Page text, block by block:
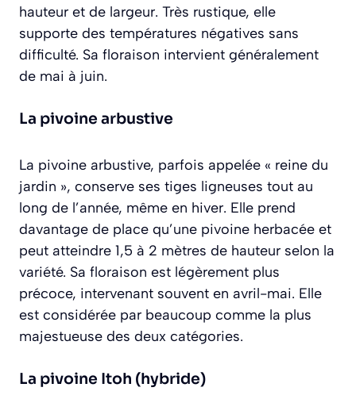
hauteur et de largeur. Très rustique, elle
supporte des températures négatives sans
difficulté. Sa floraison intervient généralement
de mai à juin.
La pivoine arbustive
La pivoine arbustive, parfois appelée « reine du
jardin », conserve ses tiges ligneuses tout au
long de l’année, même en hiver. Elle prend
davantage de place qu’une pivoine herbacée et
peut atteindre 1,5 à 2 mètres de hauteur selon la
variété. Sa floraison est légèrement plus
précoce, intervenant souvent en avril-mai. Elle
est considérée par beaucoup comme la plus
majestueuse des deux catégories.
La pivoine Itoh (hybride)